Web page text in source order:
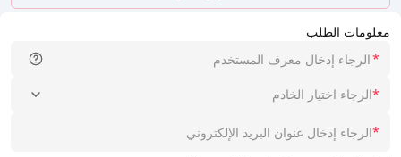
معلومات الطلب
*
*الرجاء اختيار الخادم
*